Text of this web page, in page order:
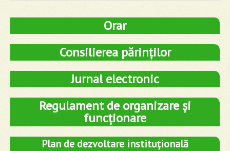
Orar
Consilierea părinților
Jurnal electronic
Regulament de organizare și
funcționare
Plan de dezvoltare instituțională